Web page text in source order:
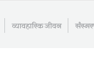
व्यावहारिक जीवन